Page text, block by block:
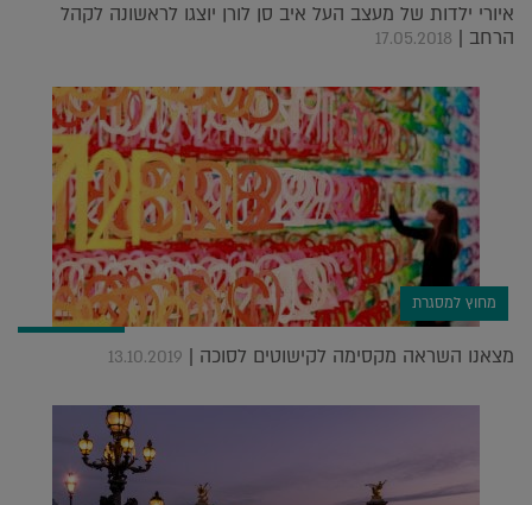
איורי ילדות של מעצב העל איב סן לורן יוצגו לראשונה לקהל
הרחב | 17.05.2018
מחוץ למסגרת
מצאנו השראה מקסימה לקישוטים לסוכה | 13.10.2019